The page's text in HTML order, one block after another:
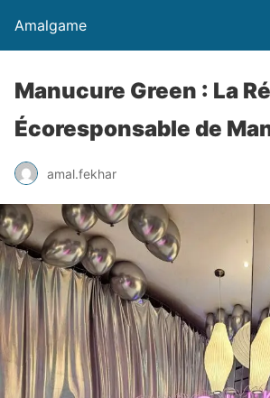
Amalgame
Manucure Green : La
Écoresponsable de
amal.fekhar